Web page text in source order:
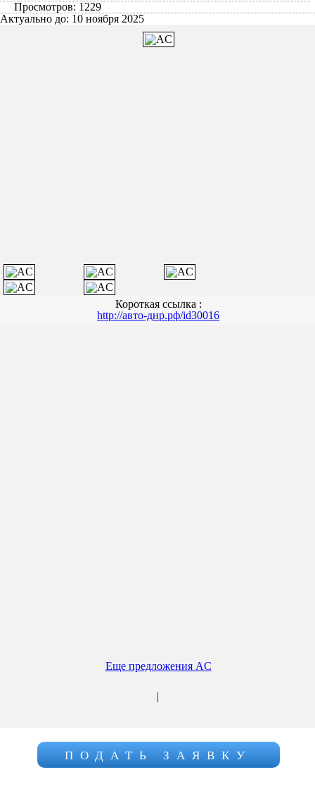
Просмотров: 1229
Актуально до: 10 ноября 2025
Короткая ссылка :
http://авто-днр.рф/id30016
Еще предложения AC
|
ПОДАТЬ ЗАЯВКУ